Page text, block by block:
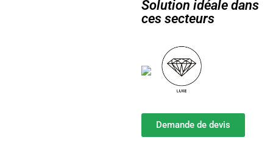
Solution idéale dans
ces secteurs
Demande de devis